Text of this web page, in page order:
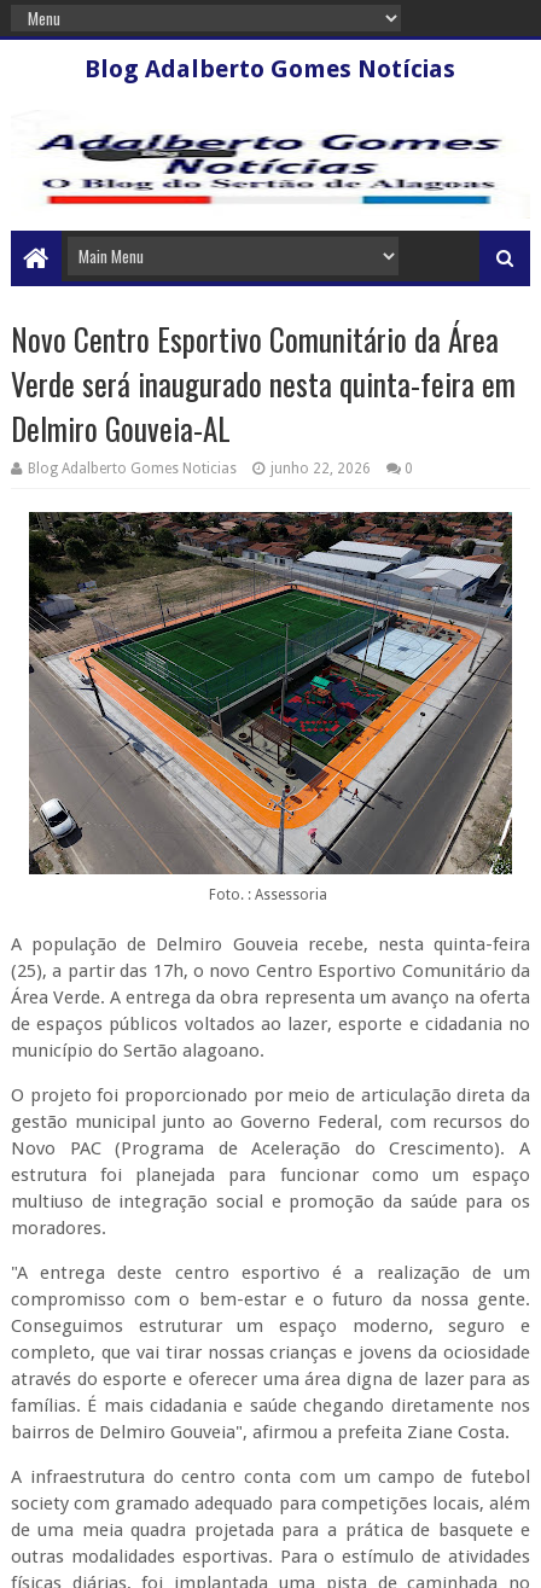
Blog Adalberto Gomes Notícias
Novo Centro Esportivo Comunitário da Área
Verde será inaugurado nesta quinta-feira em
Delmiro Gouveia-AL
Blog Adalberto Gomes Noticias junho 22, 2026 0
Foto. : Assessoria
​A população de Delmiro Gouveia recebe, nesta quinta-feira
(25), a partir das 17h, o novo Centro Esportivo Comunitário da
Área Verde. A entrega da obra representa um avanço na oferta
de espaços públicos voltados ao lazer, esporte e cidadania no
município do Sertão alagoano.
​O projeto foi proporcionado por meio de articulação direta da
gestão municipal junto ao Governo Federal, com recursos do
Novo PAC (Programa de Aceleração do Crescimento). A
estrutura foi planejada para funcionar como um espaço
multiuso de integração social e promoção da saúde para os
moradores.
​"A entrega deste centro esportivo é a realização de um
compromisso com o bem-estar e o futuro da nossa gente.
Conseguimos estruturar um espaço moderno, seguro e
completo, que vai tirar nossas crianças e jovens da ociosidade
através do esporte e oferecer uma área digna de lazer para as
famílias. É mais cidadania e saúde chegando diretamente nos
bairros de Delmiro Gouveia", afirmou a prefeita Ziane Costa.
​A infraestrutura do centro conta com um campo de futebol
society com gramado adequado para competições locais, além
de uma meia quadra projetada para a prática de basquete e
outras modalidades esportivas. Para o estímulo de atividades
físicas diárias, foi implantada uma pista de caminhada no